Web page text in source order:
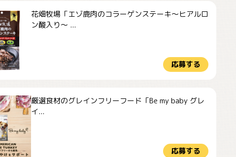
花畑牧場「エゾ鹿肉のコラーゲンステーキ～ヒアルロ
ン酸入り～ ...
応募する
厳選食材のグレインフリーフード「Be my baby グレ
イ...
応募する